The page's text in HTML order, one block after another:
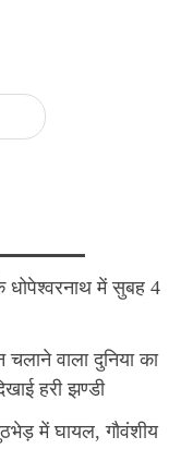
धोपेश्वरनाथ में सुबह 4
वाला दुनिया का
हरी झण्डी
में घायल, गौवंशीय